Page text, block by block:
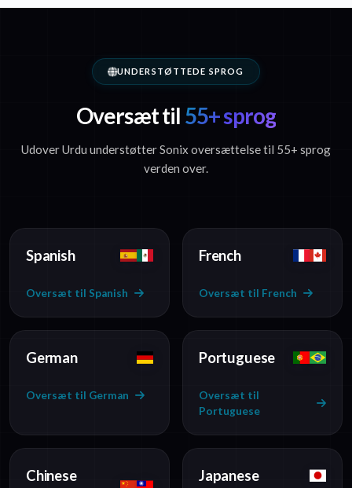
UNDERSTØTTEDE SPROG
Oversæt til 55+ sprog
Udover Urdu understøtter Sonix oversættelse til 55+ sprog
verden over.
Spanish
Oversæt til Spanish
French
Oversæt til French
German
Oversæt til German
Portuguese
Oversæt til
Portuguese
Chinese
Japanese